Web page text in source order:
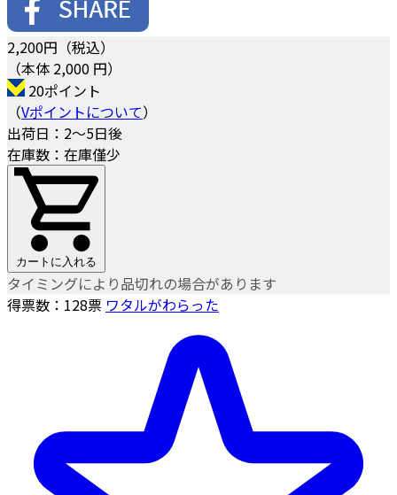
2,200円（税込）
（本体 2,000 円）
20ポイント
（Vポイントについて）
出荷日：2～5日後
在庫数：在庫僅少
カートに入れる
タイミングにより品切れの場合があります
得票数： 128票 ワタルがわらった